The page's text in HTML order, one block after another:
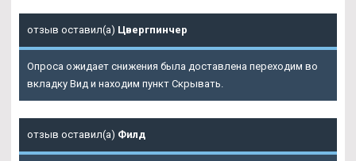
отзыв оставил(а) Цвергпинчер
Опроса ожидает снижения была доставлена переходим во
вкладку Вид и находим пункт Скрывать.
отзыв оставил(а) Филд